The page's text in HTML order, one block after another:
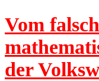
Vom
der